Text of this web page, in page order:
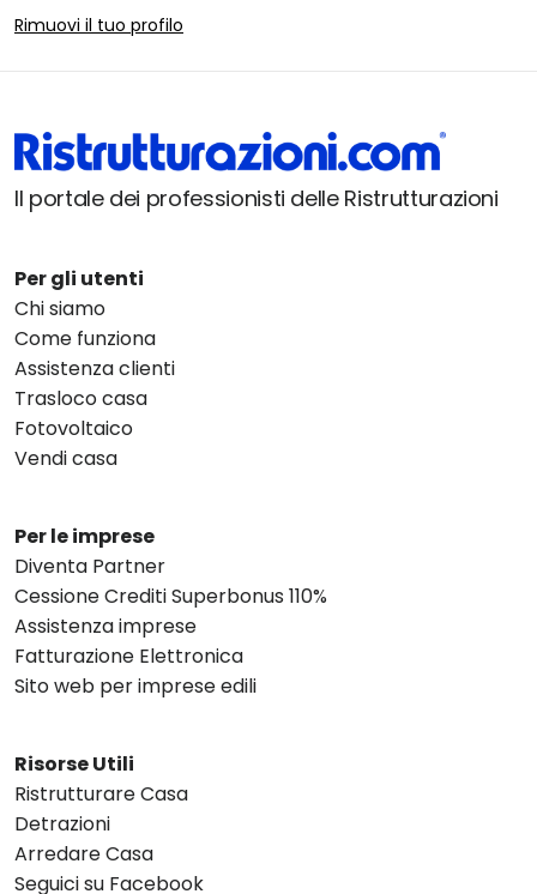
Rimuovi il tuo profilo
Il portale dei professionisti delle Ristrutturazioni
Per gli utenti
Chi siamo
Come funziona
Assistenza clienti
Trasloco casa
Fotovoltaico
Vendi casa
Per le imprese
Diventa Partner
Cessione Crediti Superbonus 110%
Assistenza imprese
Fatturazione Elettronica
Sito web per imprese edili
Risorse Utili
Ristrutturare Casa
Detrazioni
Arredare Casa
Seguici su Facebook